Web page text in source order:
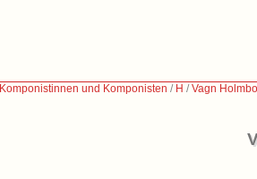
Komponistinnen und Komponisten / H /Vagn